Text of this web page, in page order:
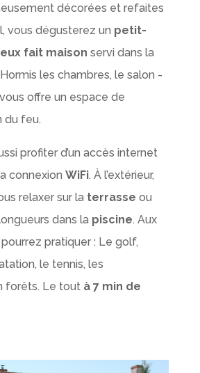
décorées et refaites
vous dégusterez un petit-
fait maison servi dans la
les chambres, le salon -
offre un espace de
du feu.
profiter d’un accès internet
connexion WiFi. À l’extérieur,
relaxer sur la terrasse ou
dans la piscine. Aux
pratiquer : Le golf,
le tennis, les
forêts. Le tout à 7 min de